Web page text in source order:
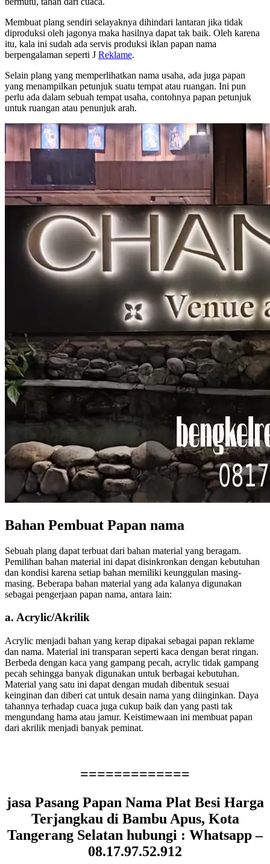
Membuat plang sendiri selayaknya dihindari lantaran jika tidak
diproduksi oleh jagonya maka hasilnya dapat tak baik. Oleh karena
itu, kala ini sudah ada servis produksi iklan papan nama
berpengalaman seperti J Reklame.
Selain plang yang memperlihatkan nama usaha, ada juga papan
yang menampilkan petunjuk suatu tempat atau ruangan. Ini pun
perlu ada dalam sebuah tempat usaha, contohnya papan petunjuk
untuk ruangan atau penunjuk arah.
Bahan Pembuat Papan nama
Sebuah plang dapat terbuat dari bahan material yang beragam.
Pemilihan bahan material ini dapat disinkronkan dengan kebutuhan
dan kondisi karena setiap bahan memiliki keunggulan masing-
masing. Beberapa bahan material yang ada kalanya digunakan
sebagai pengerjaan papan nama, antara lain:
a. Acrylic/Akrilik
Acrylic menjadi bahan yang kerap dipakai sebagai papan reklame
dan nama. Material ini transparan seperti kaca dengan berat ringan.
Berbeda dengan kaca yang gampang pecah, acrylic tidak gampang
pecah sehingga banyak digunakan untuk berbagai kebutuhan.
Material yang satu ini dapat dengan mudah dibentuk sesuai
keinginan dan diberi cat untuk desain nama yang diinginkan. Daya
tahannya terhadap cuaca juga cukup baik dan yang pasti tak
mengundang hama atau jamur. Keistimewaan ini membuat papan
dari akrilik menjadi banyak peminat.
=============
jasa Pasang Papan Nama Plat Besi Harga
Terjangkau di Bambu Apus, Kota
Tangerang Selatan hubungi : Whatsapp –
08.17.97.52.912